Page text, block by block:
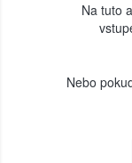
Na tuto
Nebo